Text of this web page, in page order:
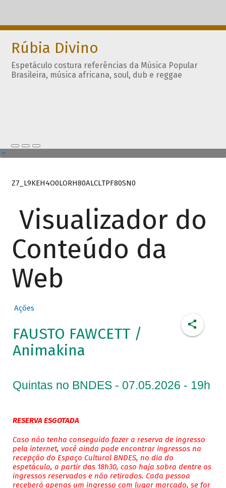
Rúbia Divino
Espetáculo costura referências da Música Popular
Brasileira, música africana, soul, dub e reggae
Z7_L9KEH4O0LORH80ALCLTPF80SN0
Visualizador do
Conteúdo da
Web
Ações
FAUSTO FAWCETT /
Animakina
Quintas no BNDES - 07.05.2026 - 19h
RESERVA ESGOTADA
Caso não tenha conseguido fazer a reserva de ingresso
pela internet, você ainda pode encontrar ingressos na
recepção do Espaço Cultural BNDES, no dia do
espetáculo, a partir das 18h30, caso haja sobra dentre os
ingressos reservados e não retirados. Cada pessoa
receberá apenas um ingresso com lugar marcado, se for